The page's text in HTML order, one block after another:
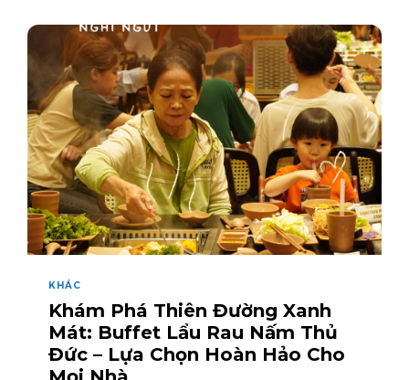
KHÁC
Khám Phá Thiên Đường Xanh
Mát: Buffet Lẩu Rau Nấm Thủ
Đức – Lựa Chọn Hoàn Hảo Cho